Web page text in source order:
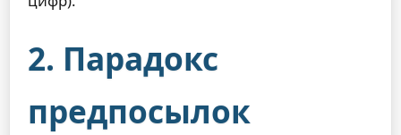
2. Парадокс
предпосылок